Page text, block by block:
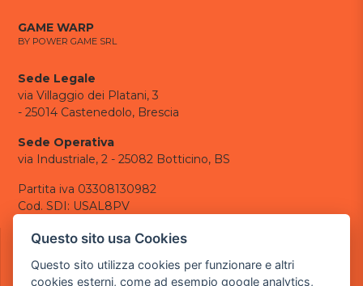
GAME WARP
BY POWER GAME SRL
Sede Legale
via Villaggio dei Platani, 3
- 25014 Castenedolo, Brescia
Sede Operativa
via Industriale, 2 - 25082 Botticino, BS
Partita iva 03308130982
Cod. SDI: USAL8PV
CONTATTI
tel.: +39 030 376 2377
Questo sito usa Cookies
Questo sito utilizza cookies per funzionare e altri
cookies esterni, come ad esempio google analytics,